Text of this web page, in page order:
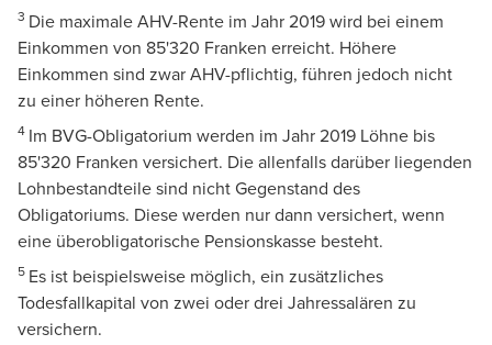
3 Die maximale AHV-Rente im Jahr 2019 wird bei einem
Einkommen von 85'320 Franken erreicht. Höhere
Einkommen sind zwar AHV-pflichtig, führen jedoch nicht
zu einer höheren Rente.
4 Im BVG-Obligatorium werden im Jahr 2019 Löhne bis
85'320 Franken versichert. Die allenfalls darüber liegenden
Lohnbestandteile sind nicht Gegenstand des
Obligatoriums. Diese werden nur dann versichert, wenn
eine überobligatorische Pensionskasse besteht.
5 Es ist beispielsweise möglich, ein zusätzliches
Todesfallkapital von zwei oder drei Jahressalären zu
versichern.